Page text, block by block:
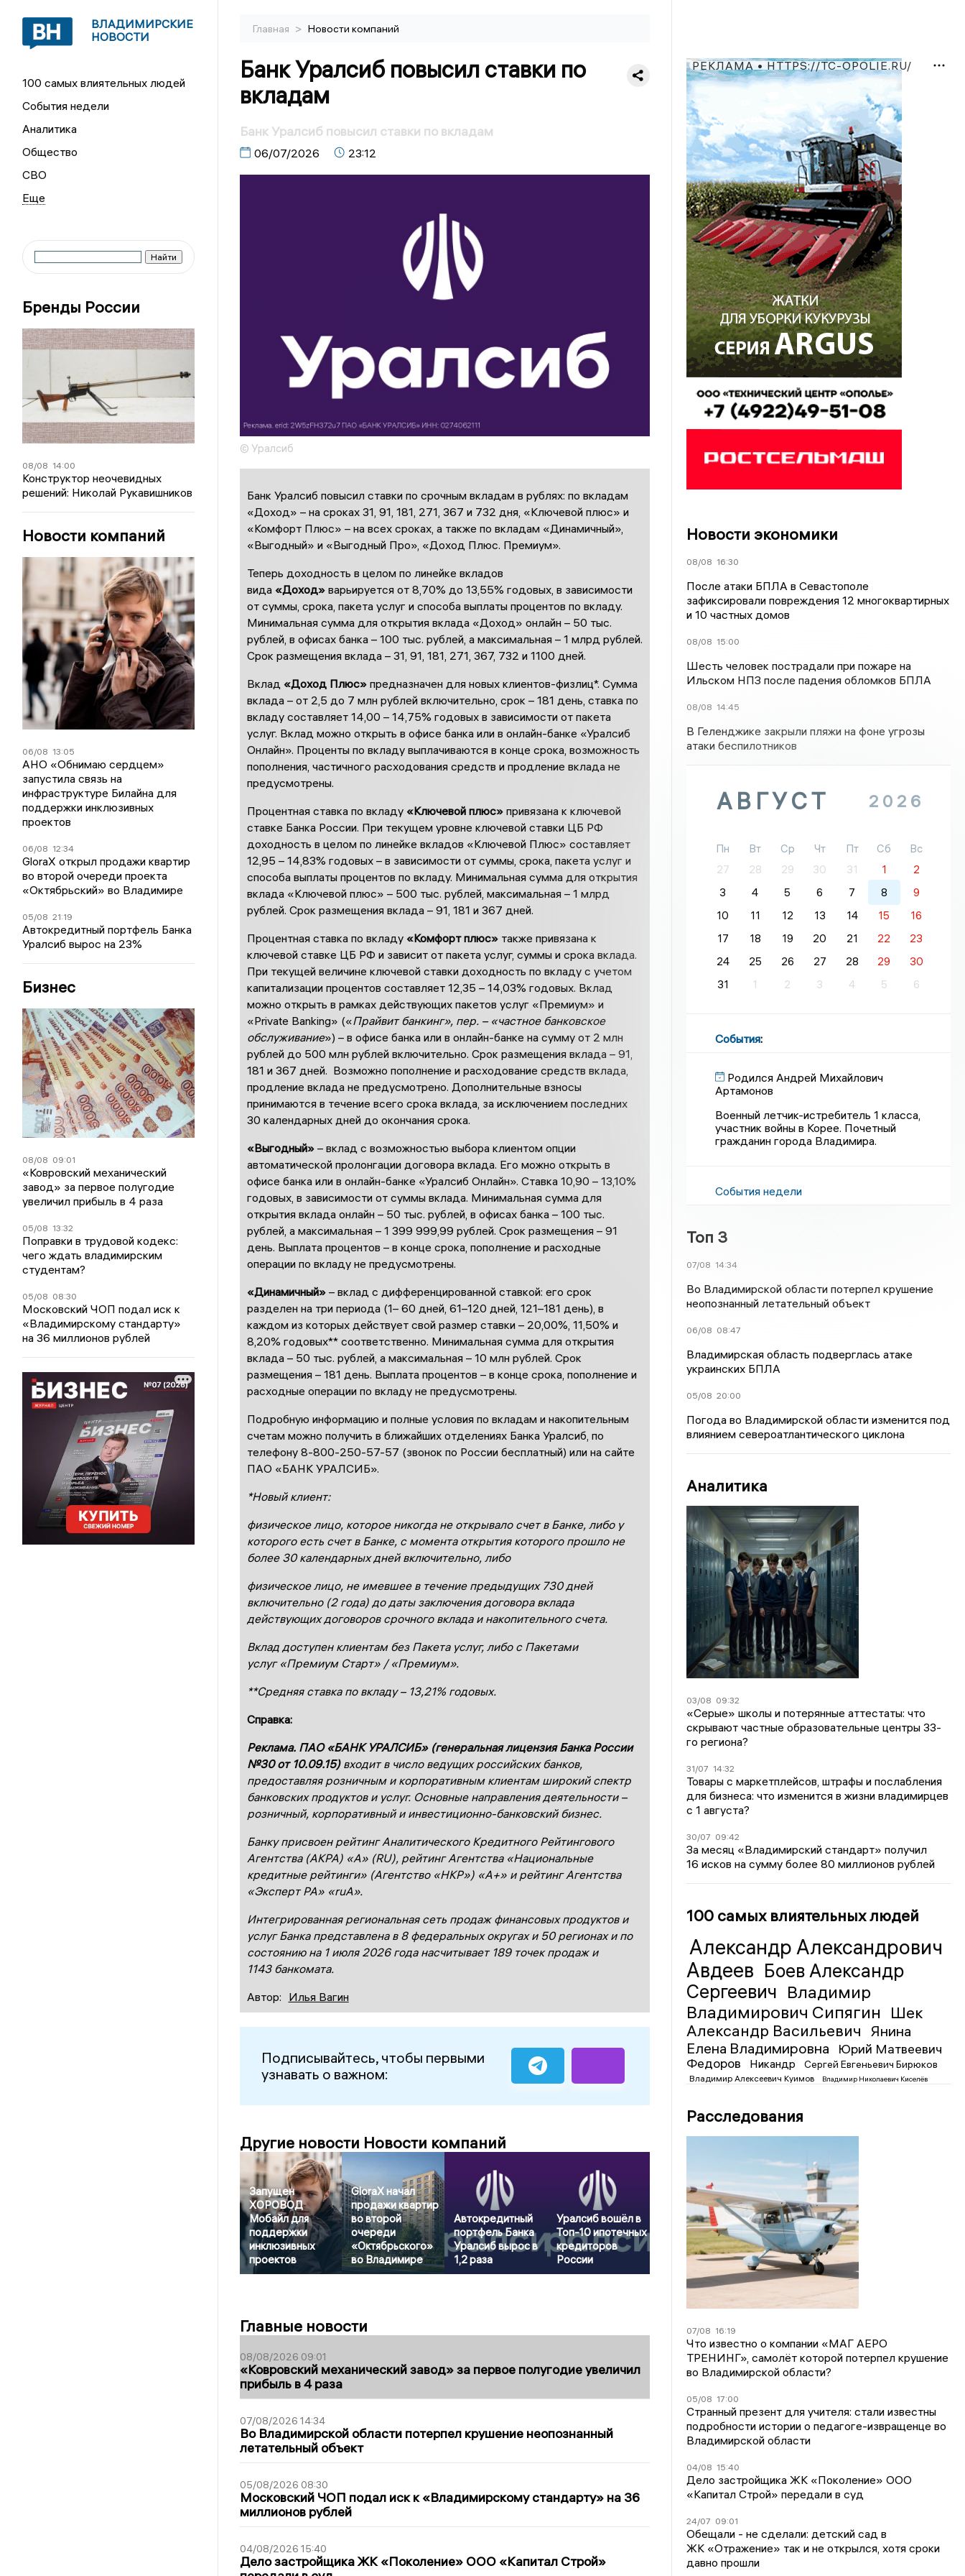
ВЛАДИМИРСКИЕ
НОВОСТИ
100 самых влиятельных людей
События недели
Аналитика
Общество
СВО
Бренды России
08/08 14:00
Конструктор неочевидных
решений: Николай Рукавишников
Новости компаний
06/08 13:05
АНО «Обнимаю сердцем»
запустила связь на
инфраструктуре Билайна для
поддержки инклюзивных
проектов
06/08 12:34
GloraX открыл продажи квартир
во второй очереди проекта
«Октябрьский» во Владимире
05/08 21:19
Автокредитный портфель Банка
Уралсиб вырос на 23%
Бизнес
08/08 09:01
«Ковровский механический
завод» за первое полугодие
увеличил прибыль в 4 раза
05/08 13:32
Поправки в трудовой кодекс:
чего ждать владимирским
студентам?
05/08 08:30
Московский ЧОП подал иск к
«Владимирскому стандарту»
на 36 миллионов рублей
Главная > Новости компаний
Банк Уралсиб повысил ставки по
вкладам
Банк Уралсиб повысил ставки по вкладам
06/07/2026 23:12
© Уралсиб
Банк Уралсиб повысил ставки по срочным вкладам в рублях: по вкладам
«Доход» – на сроках 31, 91, 181, 271, 367 и 732 дня, «Ключевой плюс» и
«Комфорт Плюс» – на всех сроках, а также по вкладам «Динамичный»,
«Выгодный» и «Выгодный Про», «Доход Плюс. Премиум».
Теперь доходность в целом по линейке вкладов
вида «Доход»варьируется от 8,70% до 13,55% годовых, в зависимости
от суммы, срока, пакета услуг и способа выплаты процентов по вкладу.
Минимальная сумма для открытия вклада «Доход» онлайн – 50 тыс.
рублей, в офисах банка – 100 тыс. рублей, а максимальная – 1 млрд рублей.
Срок размещения вклада – 31, 91, 181, 271, 367, 732 и 1100 дней.
Вклад «Доход Плюс»предназначен для новых клиентов-физлиц*. Сумма
вклада – от 2,5 до 7 млн рублей включительно, срок – 181 день, ставка по
вкладу составляет 14,00 – 14,75% годовых в зависимости от пакета
услуг. Вклад можно открыть в офисе банка или в онлайн-банке «Уралсиб
Онлайн». Проценты по вкладу выплачиваются в конце срока, возможность
пополнения, частичного расходования средств и продление вклада не
предусмотрены.
Процентная ставка по вкладу «Ключевой плюс» привязана к ключевой
ставке Банка России. При текущем уровне ключевой ставки ЦБ РФ
доходность в целом по линейке вкладов «Ключевой Плюс» составляет
12,95 – 14,83% годовых – в зависимости от суммы, срока, пакета услуг и
способа выплаты процентов по вкладу. Минимальная сумма для открытия
вклада «Ключевой плюс» – 500 тыс. рублей, максимальная – 1 млрд
рублей. Срок размещения вклада – 91, 181 и 367 дней.
Процентная ставка по вкладу «Комфорт плюс» также привязана к
ключевой ставке ЦБ РФ и зависит от пакета услуг, суммы и срока вклада.
При текущей величине ключевой ставки доходность по вкладу с учетом
капитализации процентов составляет 12,35 – 14,03% годовых. Вклад
можно открыть в рамках действующих пакетов услуг «Премиум» и
«Private Banking» («Прайвит банкинг», пер. – «частное банковское
обслуживание») – в офисе банка или в онлайн-банке на сумму от 2 млн
рублей до 500 млн рублей включительно. Срок размещения вклада – 91,
181 и 367 дней. Возможно пополнение и расходование средств вклада,
продление вклада не предусмотрено. Дополнительные взносы
принимаются в течение всего срока вклада, за исключением последних
30 календарных дней до окончания срока.
«Выгодный»– вклад с возможностью выбора клиентом опции
автоматической пролонгации договора вклада. Его можно открыть в
офисе банка или в онлайн-банке «Уралсиб Онлайн». Ставка 10,90 – 13,10%
годовых, в зависимости от суммы вклада. Минимальная сумма для
открытия вклада онлайн – 50 тыс. рублей, в офисах банка – 100 тыс.
рублей, а максимальная – 1 399 999,99 рублей. Срок размещения – 91
день. Выплата процентов – в конце срока, пополнение и расходные
операции по вкладу не предусмотрены.
«Динамичный»– вклад с дифференцированной ставкой: его срок
разделен на три периода (1– 60 дней, 61–120 дней, 121–181 день), в
каждом из которых действует свой размер ставки – 20,00%, 11,50% и
8,20% годовых** соответственно. Минимальная сумма для открытия
вклада – 50 тыс. рублей, а максимальная – 10 млн рублей. Срок
размещения – 181 день. Выплата процентов – в конце срока, пополнение и
расходные операции по вкладу не предусмотрены.
Подробную информацию и полные условия по вкладам и накопительным
счетам можно получить в ближайших отделениях Банка Уралсиб, по
телефону 8-800-250-57-57 (звонок по России бесплатный) или на сайте
ПАО «БАНК УРАЛСИБ».
*Новый клиент:
физическое лицо, которое никогда не открывало счет в Банке, либо у
которого есть счет в Банке, с момента открытия которого прошло не
более 30 календарных дней включительно, либо
физическое лицо, не имевшее в течение предыдущих 730 дней
включительно (2 года) до даты заключения договора вклада
действующих договоров срочного вклада и накопительного счета.
Вклад доступен клиентам без Пакета услуг, либо с Пакетами
услуг «Премиум Старт» / «Премиум».
**Средняя ставка по вкладу– 13,21% годовых.
Справка:
Реклама. ПАО «БАНК УРАЛСИБ» (генеральная лицензия Банка России
№30 от 10.09.15)входит в число ведущих российских банков,
предоставляя розничным и корпоративным клиентам широкий спектр
банковских продуктов и услуг. Основные направления деятельности –
розничный, корпоративный и инвестиционно-банковский бизнес.
Банку присвоен рейтинг Аналитического Кредитного Рейтингового
Агентства (АКРА) «А» (RU), рейтинг Агентства «Национальные
кредитные рейтинги» (Агентство «НКР») «А+» и рейтинг Агентства
«Эксперт РА» «ruА».
Интегрированная региональная сеть продаж финансовых продуктов и
услуг Банка представлена в 8 федеральных округах и 50 регионах и по
состоянию на 1июля2026 года насчитывает 189точек продаж и
1143банкомата.
Автор: Илья Вагин
Подписывайтесь, чтобы первыми
узнавать о важном:
Другие новости Новости компаний
Запущен
ХОРОВОД
Мобайл для
поддержки
инклюзивных
проектов
GloraX начал
продажи квартир
во второй
очереди
«Октябрьского»
во Владимире
Автокредитный
портфель Банка
Уралсиб вырос в
1,2 раза
Уралсиб вошёл в
Топ-10 ипотечных
кредиторов
России
Главные новости
08/08/2026 09:01
«Ковровский механический завод» за первое полугодие увеличил
прибыль в 4 раза
07/08/2026 14:34
Во Владимирской области потерпел крушение неопознанный
летательный объект
05/08/2026 08:30
Московский ЧОП подал иск к «Владимирскому стандарту» на 36
миллионов рублей
04/08/2026 15:40
Дело застройщика ЖК «Поколение» ООО «Капитал Строй»
РЕКЛАМА • HTTPS://TC-OPOLIE.RU/
Новости экономики
08/08 16:30
После атаки БПЛА в Севастополе
зафиксировали повреждения 12 многоквартирных
и 10 частных домов
08/08 15:00
Шесть человек пострадали при пожаре на
Ильском НПЗ после падения обломков БПЛА
08/08 14:45
В Геленджике закрыли пляжи на фоне угрозы
атаки беспилотников
АВГУСТ 2026
Пн Вт Ср Чт Пт Сб
Вс
27
28 29 30 31 1
2
3
4 5 6 7 8
9
10
11 12 13 14 15
16
17
18 19 20 21 22
23
24
25 26 27 28 29
30
31
1 2 3 4 5 6
События:
Родился Андрей Михайлович
Артамонов
Военный летчик-истребитель 1 класса,
участник войны в Корее. Почетный
гражданин города Владимира.
События недели
Топ 3
07/08 14:34
Во Владимирской области потерпел крушение
неопознанный летательный объект
06/08 08:47
Владимирская область подверглась атаке
украинских БПЛА
05/08 20:00
Погода во Владимирской области изменится под
влиянием североатлантического циклона
Аналитика
03/08 09:32
«Серые» школы и потерянные аттестаты: что
скрывают частные образовательные центры 33-
го региона?
31/07 14:32
Товары с маркетплейсов, штрафы и послабления
для бизнеса: что изменится в жизни владимирцев
с 1 августа?
30/07 09:42
За месяц «Владимирский стандарт» получил
16 исков на сумму более 80 миллионов рублей
100 самых влиятельных людей
Александр Александрович
Авдеев Боев Александр
Сергеевич Владимир
Владимирович Сипягин Шек
Александр Васильевич
Янина
Елена Владимировна
Юрий Матвеевич
Федоров
Никандр Сергей Евгеньевич Бирюков
Владимир Алексеевич Куимов Владимир Николаевич Киселёв
Расследования
07/08 16:19
Что известно о компании «МАГ АЕРО
ТРЕНИНГ», самолёт которой потерпел крушение
во Владимирской области?
05/08 17:00
Странный презент для учителя: стали известны
подробности истории о педагоге-извращенце во
Владимирской области
04/08 15:40
Дело застройщика ЖК «Поколение» ООО
«Капитал Строй» передали в суд
24/07 09:01
Обещали - не сделали: детский сад в
ЖК «Отражение» так и не открылся, хотя сроки
давно прошли